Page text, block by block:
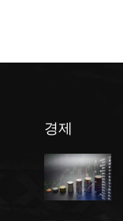
경제